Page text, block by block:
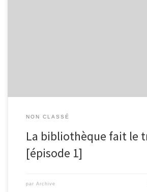
NON CLASSÉ
La bibliothèque fait
[épisode 1]
par Archive